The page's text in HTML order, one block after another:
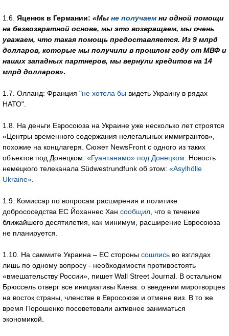
1.6. Яценюк в Германии: «Мы не получаем ни одной помощи
на безвозвратной основе, мы это возвращаем, мы очень
уважаем, что такая помощь предоставляется. Из 9 млрд
долларов, которые мы получили в прошлом году от МВФ и
наших западных партнеров, мы вернули кредитов на 14
млрд долларов».
1.7. Олланд: Франция "не хотела бы видеть Украину в рядах
НАТО".
1.8. На деньги Евросоюза на Украине уже несколько лет строятся
«Центры временного содержания нелегальных иммигрантов»,
похожие на концлагеря. Сюжет NewsFront с одного из таких
объектов под Донецком: «Гуантанамо» под Донецком . Новость
немецкого телеканала Südwestrundfunk об этом: «Asylhölle
Ukraine»
1.9. Комиссар по вопросам расширения и политике
добрососедства ЕС Йоханнес Хан сообщил , что в течение
ближайшего десятилетия, как минимум, расширение Евросоюза
не планируется.
1.10. На саммите Украина – ЕС стороны сошлись во взглядах
лишь по одному вопросу - необходимости противостоять
«вмешательству России», пишет Wall Street Journal. В остальном
Брюссель отверг все инициативы Киева: о введении миротворцев
на восток страны, членстве в Евросоюзе и отмене виз. В то же
время Порошенко посоветовали активнее заниматься
экономикой.